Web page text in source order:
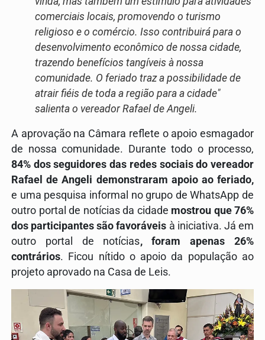
comerciais locais, promovendo o turismo
religioso e o comércio. Isso contribuirá para o
desenvolvimento econômico de nossa cidade,
trazendo benefícios tangíveis à nossa
comunidade. O feriado traz a possibilidade de
atrair fiéis de toda a região para a cidade"
salienta o vereador Rafael de Angeli.
A aprovação na Câmara reflete o apoio esmagador
de nossa comunidade. Durante todo o processo,
84% dos seguidores das redes sociais do vereador
Rafael de Angeli demonstraram apoio ao feriado,
e uma pesquisa informal no grupo de WhatsApp de
outro portal de notícias da cidade mostrou que 76%
dos participantes são favoráveis à iniciativa. Já em
outro portal de notícias, foram apenas 26%
contrários. Ficou nítido o apoio da população ao
projeto aprovado na Casa de Leis.